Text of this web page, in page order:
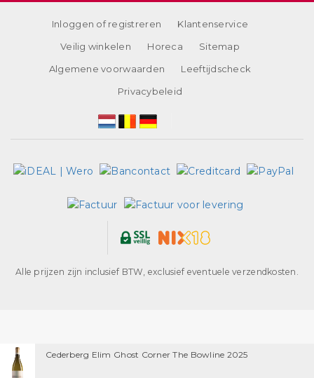
Cederberg Elim Ghost Corner The Bowline 2025
Inloggen of registreren
Klantenservice
Veilig winkelen
Horeca
Sitemap
Algemene voorwaarden
Leeftijdscheck
Privacybeleid
Alle prijzen zijn inclusief BTW, exclusief eventuele verzendkosten.